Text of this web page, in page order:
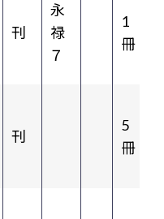
刊
永
禄
７
1
冊
刊
5
冊